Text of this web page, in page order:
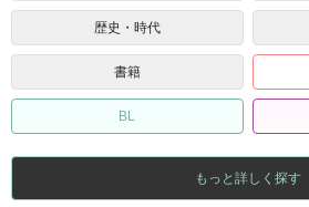
歴史・時代
書籍
BL
もっと詳しく探す